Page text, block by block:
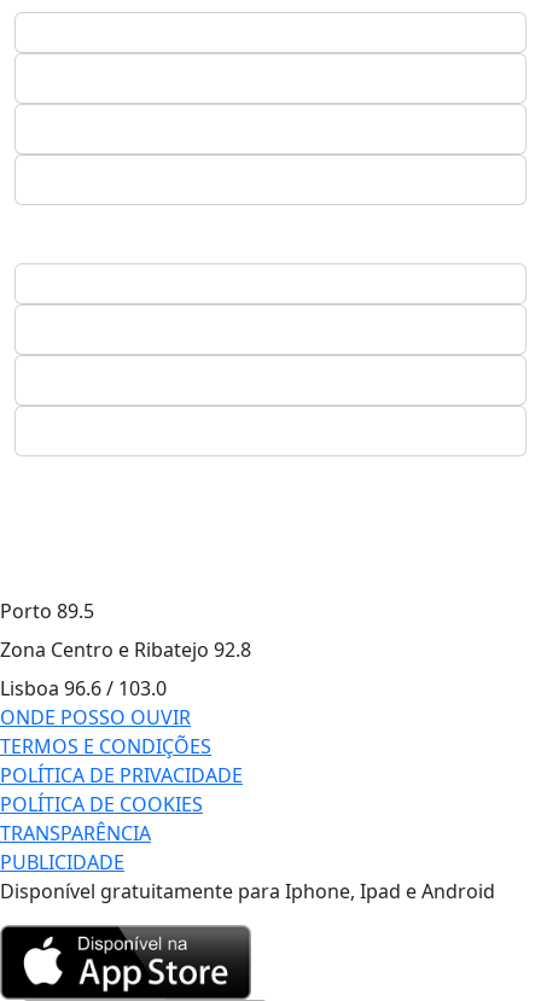
Porto 89.5
Zona Centro e Ribatejo 92.8
Lisboa 96.6 / 103.0
ONDE POSSO OUVIR
TERMOS E CONDIÇÕES
POLÍTICA DE PRIVACIDADE
POLÍTICA DE COOKIES
TRANSPARÊNCIA
PUBLICIDADE
Disponível gratuitamente para Iphone, Ipad e Android